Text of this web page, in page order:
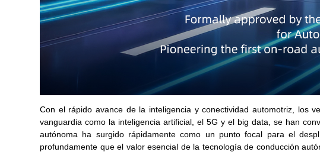
Con el rápido avance de la inteligencia y conectividad automotriz, los
vanguardia como la inteligencia artificial, el 5G y el big data, se han
autónoma ha surgido rápidamente como un punto focal para el
profundamente que el valor esencial de la tecnología de conducción